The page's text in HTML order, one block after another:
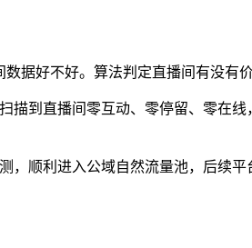
据好不好。算法判定直播间有没有
到直播间零互动、零停留、零在
顺利进入公域自然流量池，后续平